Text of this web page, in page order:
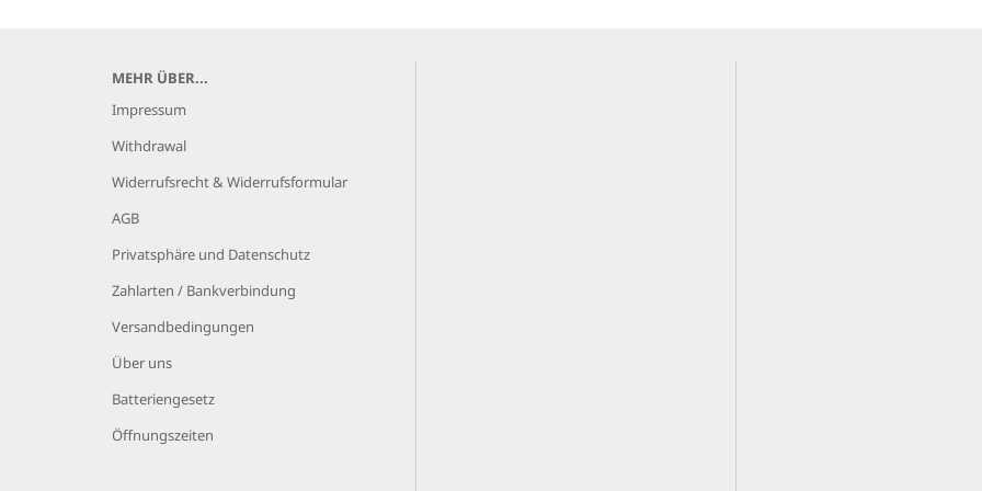
MEHR ÜBER...
Impressum
Withdrawal
Widerrufsrecht & Widerrufsformular
AGB
Privatsphäre und Datenschutz
Zahlarten / Bankverbindung
Versandbedingungen
Über uns
Batteriengesetz
Öffnungszeiten